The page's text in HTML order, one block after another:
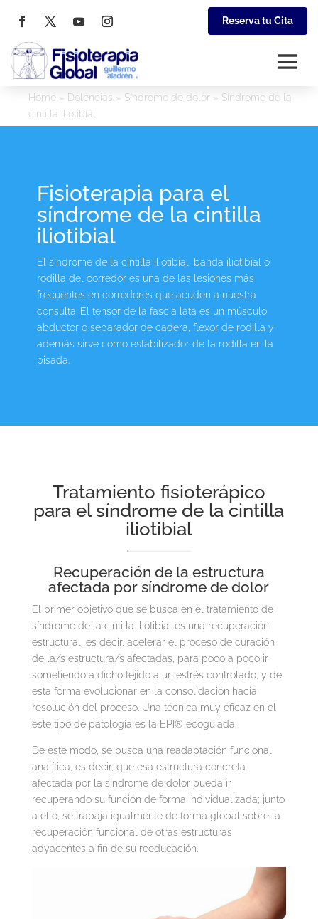
Reserva tu Cita
Home » Dolencias » Síndrome de dolor » Síndrome de la
cintilla iliotibial
Fisioterapia para el
síndrome de la cintilla
iliotibial
El síndrome de la cintilla iliotibial, banda iliotibial o
rodilla del corredor es una de las lesiones más
frecuentes en corredores que acuden a nuestra
consulta. El tensor de la fascia lata es un músculo
abductor o separador de cadera, flexor de rodilla y
además sirve como estabilizador de la rodilla en la
pisada.
Tratamiento fisioterápico
para el síndrome de la cintilla
iliotibial
Recuperación de la estructura
afectada por síndrome de dolor
El primer objetivo que se busca en el tratamiento de
síndrome de la cintilla iliotibial es una recuperación
estructural, es decir, acelerar el proceso de curación
de la/s estructura/s afectadas, para poco a poco ir
sometiendo a dicho tejido a un estrés controlado, y de
esta forma evolucionar en la consolidación hacia
resolución del proceso. Una técnica muy eficaz en el
este tipo de patología es la EPI® ecoguiada.
De este modo, se busca una readaptación funcional
analítica, es decir, que esa estructura concreta
afectada por la síndrome de dolor pueda ir
recuperando su función de forma individualizada; junto
a ello, se trabaja igualmente de forma global sobre la
recuperación funcional de otras estructuras
adyacentes a fin de su reeducación.